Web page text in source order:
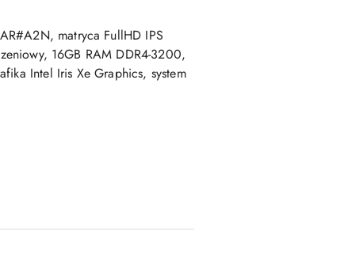
matryca FullHD IPS
16GB RAM DDR4-3200,
Intel Iris Xe Graphics, system